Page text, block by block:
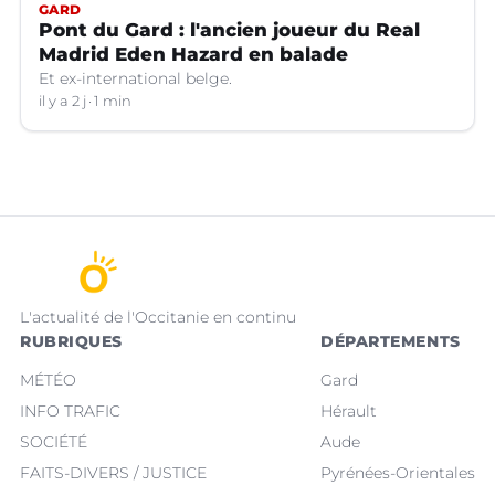
GARD
Pont du Gard : l'ancien joueur du Real
Madrid Eden Hazard en balade
Et ex-international belge.
il y a 2 j 1 min
L'actualité de l'Occitanie en continu
RUBRIQUES
MÉTÉO
INFO TRAFIC
SOCIÉTÉ
FAITS-DIVERS / JUSTICE
DÉPARTEMENTS
Gard
Hérault
Aude
Pyrénées-Orientales